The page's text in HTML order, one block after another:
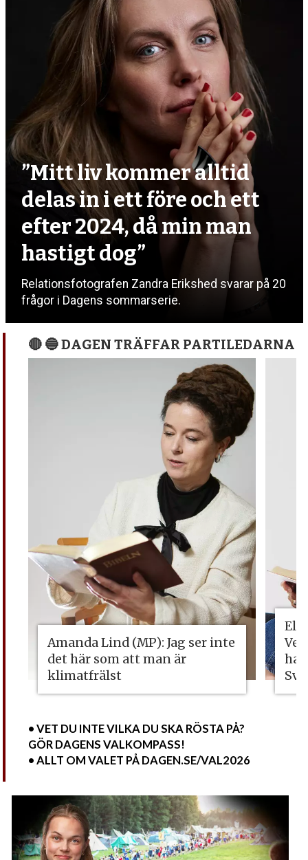
”Mitt liv kommer alltid
delas in i ett före och ett
efter 2024, då min man
hastigt dog”
Relationsfotografen Zandra Erikshed svarar på 20
frågor i Dagens sommarserie.
🔴 🔵 DAGEN TRÄFFAR PARTILEDARNA
Amanda Lind (MP): Jag ser inte
det här som att man är
klimatfrälst
ha
• VET DU INTE VILKA DU SKA RÖSTA PÅ?
GÖR DAGENS VALKOMPASS!
• ALLT OM VALET PÅ DAGEN.SE/VAL2026